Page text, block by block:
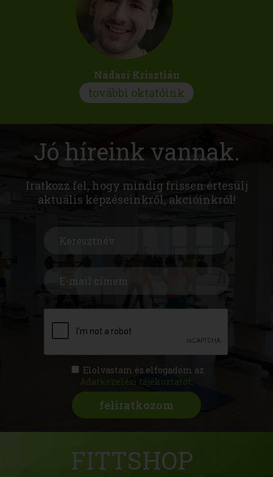
Nádasi Krisztián
további oktatóink
Jó híreink vannak.
Iratkozz fel, hogy mindig frissen értesülj
aktuális képzéseinkről, akcióinkról!
Elolvastam és elfogadom az
Adatkezelési tájékoztatót
FITTSHOP